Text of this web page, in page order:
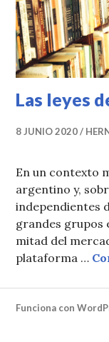
Las leyes
8 JUNIO 2020
En un contexto
argentino y,
independientes
grandes grupos
mitad del
plataforma …
Funciona con